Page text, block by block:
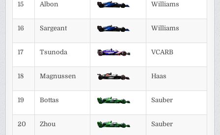
15 Albon Williams
16 Sargeant Williams
17 Tsunoda VCARB
18 Magnussen Haas
19 Bottas Sauber
20 Zhou Sauber